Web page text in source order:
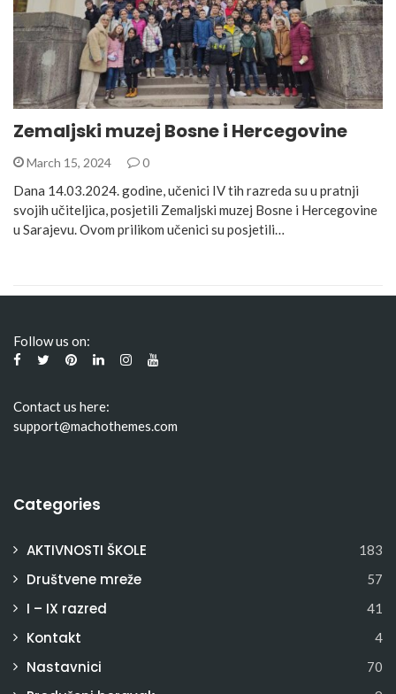
Zemaljski muzej Bosne i Hercegovine
March 15, 2024 0
Dana 14.03.2024. godine, učenici IV tih razreda su u pratnji
svojih učiteljica, posjetili Zemaljski muzej Bosne i Hercegovine
u Sarajevu. Ovom prilikom učenici su posjetili…
Follow us on:
Contact us here:
support@machothemes.com
Categories
AKTIVNOSTI ŠKOLE 183
Društvene mreže 57
I – IX razred 41
Kontakt 4
Nastavnici 70